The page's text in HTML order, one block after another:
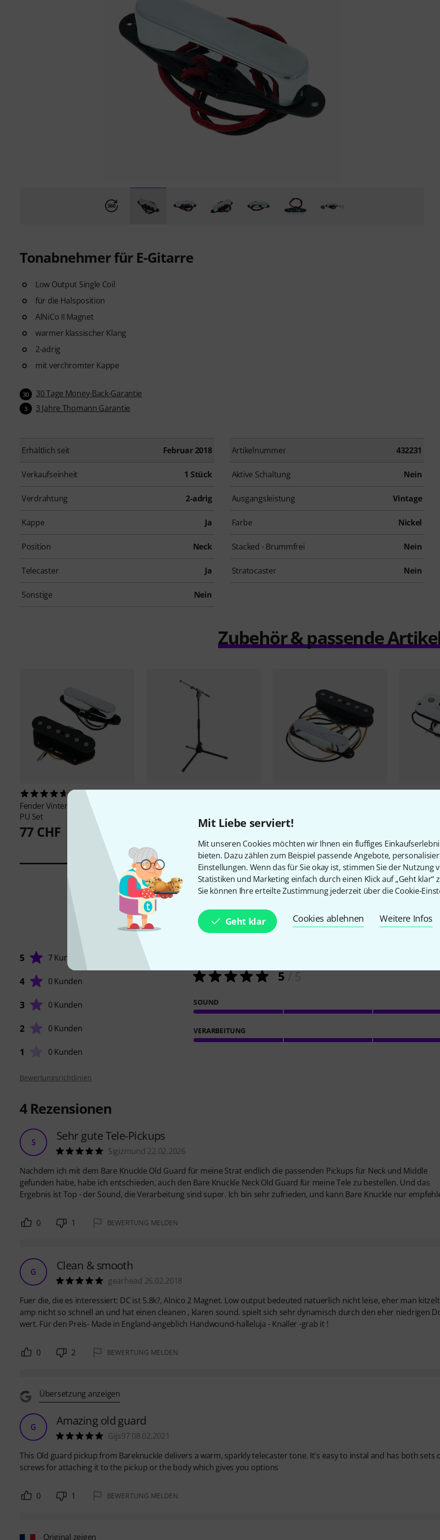
Mit Liebe serviert!
Mit unseren Cookies möchten wir Ihnen ein fluffiges
bieten. Dazu zählen zum Beispiel passende Angebote,
Einstellungen. Wenn das für Sie okay ist, stimmen Sie der Nutzung
Statistiken und Marketing einfach durch einen Klick auf „Geht klar“
Sie können Ihre erteilte Zustimmung jederzeit über die Cookie-
Geht klar Cookies ablehnen Weitere Infos
Tonabnehmer für E-Gitarre
Low Output Single Coil
für die Halsposition
AlNiCo II Magnet
warmer klassischer Klang
2-adrig
mit verchromter Kappe
30 30 Tage Money-Back-Garantie
3 3 Jahre Thomann Garantie
Erhältlich seit Februar 2018 Artikelnummer 432231
Verkaufseinheit 1 Stück Aktive Schaltung Nein
Verdrahtung 2-adrig Ausgangsleistung Vintage
Kappe Ja Farbe Nickel
Position Neck Stacked - Brummfrei Nein
Telecaster Ja Stratocaster Nein
Sonstige Nein
Zubehör & passende
85
FenderVintera 50 Vintage Tele
PU Set
77 CHF
14,40 CHF
Nocaster PU Set
162 CHF
7Kundenbewertungen
5 7 Kunden
4 0 Kunden
3 0 Kunden
2 0 Kunden
1 0 Kunden
5/ 5
SOUND
VERARBEITUNG
Bewertungsrichtlinien
4Rezensionen
S Sehr gute Tele-Pickups
Sigizmund 22.02.2026
Nachdem ich mit dem Bare Knuckle Old Guard für meine Strat endlich die passenden Pickups für Neck und Middle
gefunden habe, habe ich entschieden, auch den Bare Knuckle Neck Old Guard für meine Tele zu bestellen. Und das
Ergebnis ist Top - der Sound, die Verarbeitung sind super. Ich bin sehr zufrieden, und kann Bare Knuckle nur
0 1 BEWERTUNG MELDEN
G Clean & smooth
gearhead 26.02.2018
Fuer die, die es interessiert: DC ist 5.8k?, Alnico 2 Magnet. Low output bedeuted natuerlich nicht leise, eher man
amp nicht so schnell an und hat einen cleanen , klaren sound. spielt sich sehr dynamisch durch den eher niedrigen
wert. Für den Preis- Made in England-angeblich Handwound-halleluja - Knaller -grab it !
0 2 BEWERTUNG MELDEN
Übersetzung anzeigen
G Amazing old guard
Gijs97 08.02.2021
This Old guard pickup from Bareknuckle delivers a warm, sparkly telecaster tone. It's easy to instal and has both sets
screws for attaching it to the pickup or the body which gives you options
0 1 BEWERTUNG MELDEN
Original zeigen